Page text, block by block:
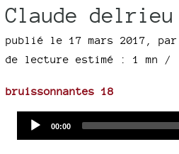
Claude delrieu
publié le 17 mars 2017 par
de lecture estimé : 1 mn /
bruissonnantes 18
Current
00:00